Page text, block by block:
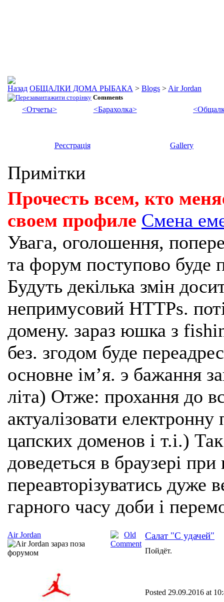
ОБЩАЛКИ ДОМА РЫБАКА > Blogs > Air Jordan
Comments
<Отчеты> <Барахолка>
Реєстрація Gallery
Примітки
Прочесть всем, кто
своем профиле Смена
Увага, оголошення,
та форум поступово буде
Будуть декілька змін
непримусовий HTTPs.
домену. зараз юшка з
без. згодом буде
основне імʼя. э бажання
літа) Отже: прохання до
актуалізовати
цапских доменов і т.і.)
доведеться в браузері
переавторізуватись
гарного часу доби і
Салат "С удачей"
Пойдёт.
Posted 29.09.2016 at
Air Jordan